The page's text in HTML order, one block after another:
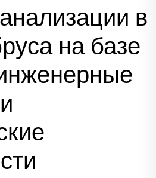
в
на базе